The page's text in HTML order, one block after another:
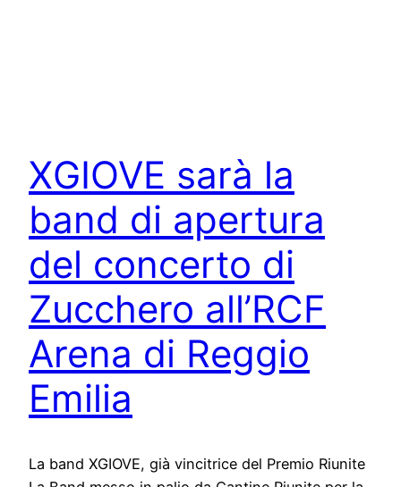
XGIOVE sarà la
band di apertura
del concerto di
Zucchero all’RCF
Arena di Reggio
Emilia
La band XGIOVE, già vincitrice del Premio Riunite